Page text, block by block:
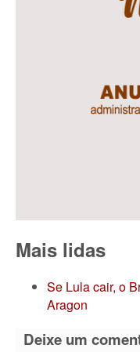
Mais lidas
Se Lula cair, o
Aragon
Deixe um